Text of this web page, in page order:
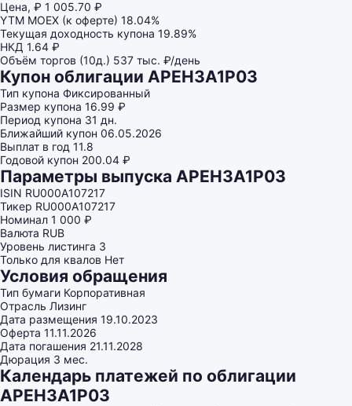
Цена, ₽ 1 005.70 ₽
YTM MOEX (к оферте) 18.04%
Текущая доходность купона 19.89%
НКД 1.64 ₽
Объём торгов (10д.) 537 тыс. ₽/день
Купон облигации АРЕНЗА1Р03
Тип купона Фиксированный
Размер купона 16.99 ₽
Период купона 31 дн.
Ближайший купон 06.05.2026
Выплат в год 11.8
Годовой купон 200.04 ₽
Параметры выпуска АРЕНЗА1Р03
ISIN RU000A107217
Тикер RU000A107217
Номинал 1 000 ₽
Валюта RUB
Уровень листинга 3
Только для квалов Нет
Условия обращения
Тип бумаги Корпоративная
Отрасль Лизинг
Дата размещения 19.10.2023
Оферта 11.11.2026
Дата погашения 21.11.2028
Дюрация 3 мес.
Календарь платежей по облигации
АРЕНЗА1Р03